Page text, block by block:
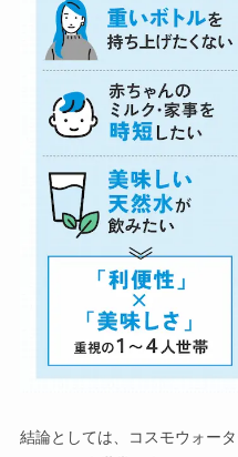
結論としては、コスモウォー